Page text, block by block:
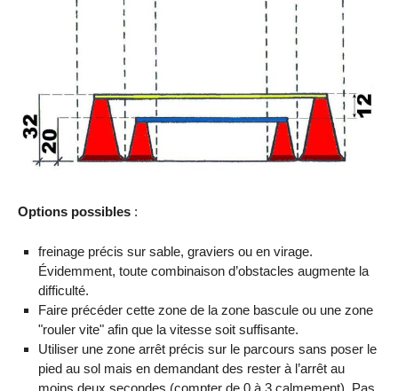
Options possibles :
freinage précis sur sable, graviers ou en virage.
Évidemment, toute combinaison d’obstacles augmente la
difficulté.
Faire précéder cette zone de la zone bascule ou une zone
"rouler vite" afin que la vitesse soit suffisante.
Utiliser une zone arrêt précis sur le parcours sans poser le
pied au sol mais en demandant des rester à l’arrêt au
moins deux secondes (compter de 0 à 3 calmement). Pas